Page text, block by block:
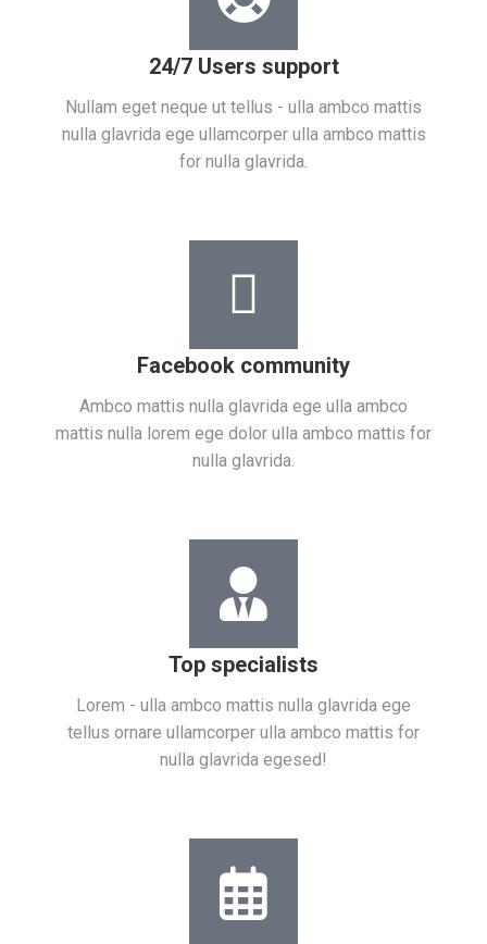
24/7 Users support
Nullam eget neque ut tellus - ulla ambco mattis
nulla glavrida ege ullamcorper ulla ambco mattis
for nulla glavrida.​
Facebook community
Ambco mattis nulla glavrida ege ulla ambco
mattis nulla lorem ege dolor ulla ambco mattis for
nulla glavrida.
Top specialists​
Lorem - ulla ambco mattis nulla glavrida ege
tellus ornare ullamcorper ulla ambco mattis for
nulla glavrida egesed!